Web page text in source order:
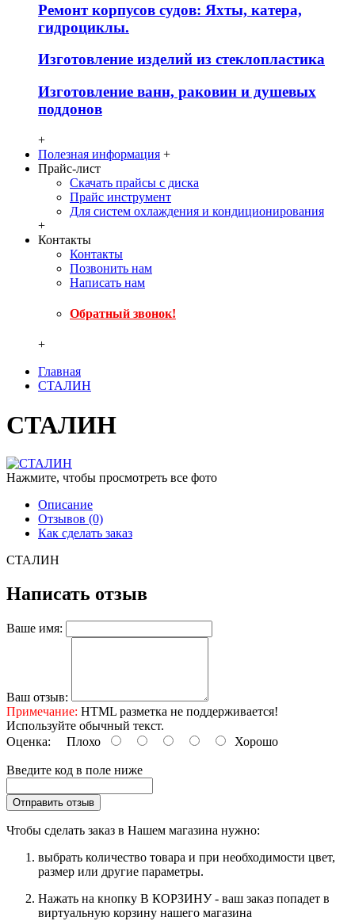
Ремонт корпусов судов: Яхты, катера,
гидроциклы.
Изготовление изделий из стеклопластика
Изготовление ванн, раковин и душевых
поддонов
+
Полезная информация +
Прайс-лист
Скачать прайсы с диска
Прайс инструмент
Для систем охлаждения и кондиционирования
+
Контакты
Контакты
Позвонить нам
Написать нам
Обратный звонок!
+
Главная
СТАЛИН
СТАЛИН
Нажмите, чтобы просмотреть все фото
Описание
Отзывов (0)
Как сделать заказ
СТАЛИН
Написать отзыв
Ваше имя:
Ваш отзыв:
Примечание: HTML разметка не поддерживается!
Используйте обычный текст.
Оценка: Плохо Хорошо
Введите код в поле ниже
Отправить отзыв
Чтобы сделать заказ в Нашем магазина нужно:
выбрать количество товара и при необходимости цвет,
размер или другие параметры.
Нажать на кнопку В КОРЗИНУ - ваш заказ попадет в
виртуальную корзину нашего магазина